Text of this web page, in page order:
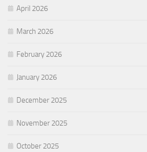
April 2026
March 2026
February 2026
January 2026
December 2025
November 2025
October 2025